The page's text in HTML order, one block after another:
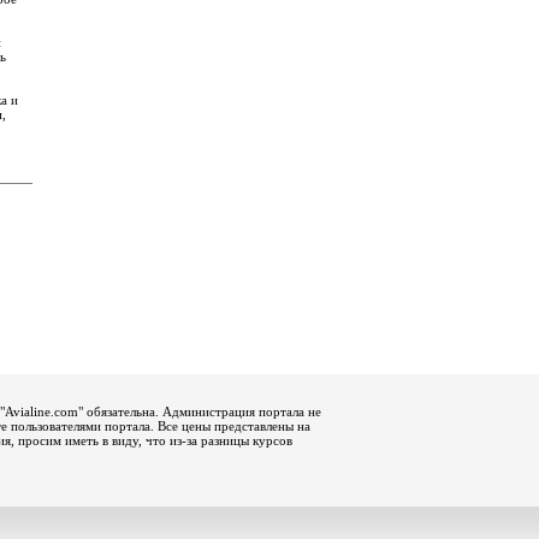
и
обязательна. Администрация портала не
пользователями портала. Все цены представлены на
просим иметь в виду, что из-за разницы курсов